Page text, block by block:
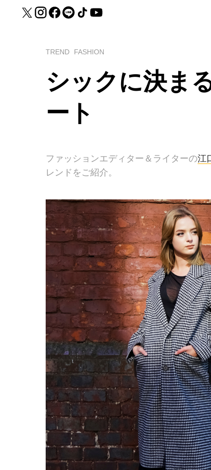
TREND FASHION
シックに決ま
ート
ファッションエディター＆ライターの江
レンドをご紹介。